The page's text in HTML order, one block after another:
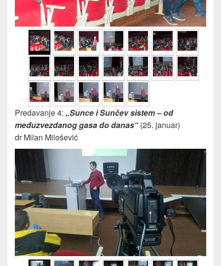
Predavanje 4: „Sunce i Sunčev sistem – od
međuzvezdanog gasa do danas“(25. januar)
dr Milan Milošević